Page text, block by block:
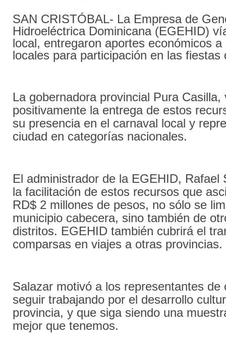
SAN CRISTÓBAL- La Empresa de
Hidroeléctrica Dominicana (EGEHID)
local, entregaron aportes económicos
locales para participación en las fiestas
La gobernadora provincial Pura Casilla,
positivamente la entrega de estos
su presencia en el carnaval local y
ciudad en categorías nacionales.
El administrador de la EGEHID, Rafael
la facilitación de estos recursos que
RD$ 2 millones de pesos, no sólo se
municipio cabecera, sino también de
distritos. EGEHID también cubrirá el
comparsas en viajes a otras provincias.
Salazar motivó a los representantes de
seguir trabajando por el desarrollo
provincia, y que siga siendo una
mejor que tenemos.